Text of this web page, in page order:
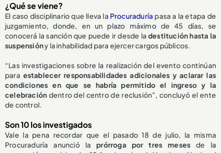
¿Qué se viene?
El caso disciplinario que lleva la Procuraduría pasa a la etapa de
juzgamiento, donde, en un plazo máximo de 45 días, se
conocerá la sanción que puede ir desde ladestitución hasta la
suspensióny la inhabilidad para ejercer cargos públicos.
“Las investigaciones sobre la realización del evento continúan
para establecer responsabilidades adicionales y aclarar las
condiciones en que se habría permitido el ingreso y la
celebración dentro del centro de reclusión”, concluyó el ente
de control.
Son 10 los investigados
Vale la pena recordar que el pasado 18 de julio, la misma
Procuraduría anunció la prórroga por tres mesesde la